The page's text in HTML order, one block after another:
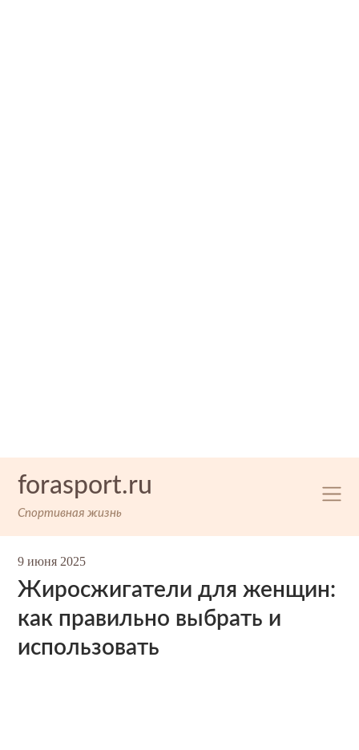
forasport.ru
Спортивная жизнь
9 июня 2025
Жиросжигатели для женщин:
как правильно выбрать и
использовать